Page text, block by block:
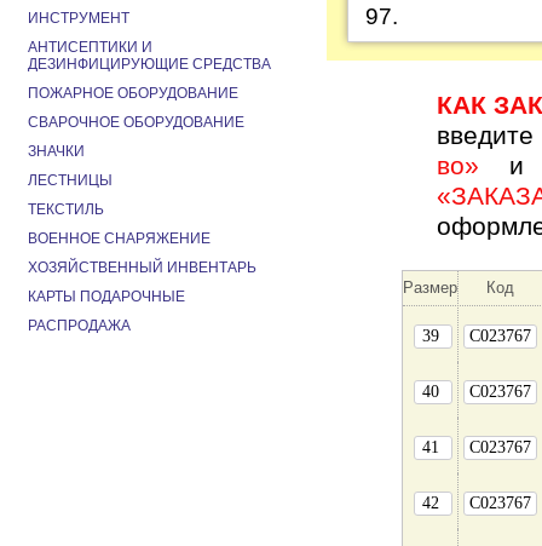
97.
КАК
во» и
Размер Код
39 C023767
40 C023767
41 C023767
42 C023767
ИНСТРУМЕНТ
АНТИСЕПТИКИ И
ДЕЗИНФИЦИРУЮЩИЕ СРЕДСТВА
ПОЖАРНОЕ ОБОРУДОВАНИЕ
СВАРОЧНОЕ ОБОРУДОВАНИЕ
ЗНАЧКИ
ЛЕСТНИЦЫ
ТЕКСТИЛЬ
ВОЕННОЕ СНАРЯЖЕНИЕ
ХОЗЯЙСТВЕННЫЙ ИНВЕНТАРЬ
КАРТЫ ПОДАРОЧНЫЕ
РАСПРОДАЖА